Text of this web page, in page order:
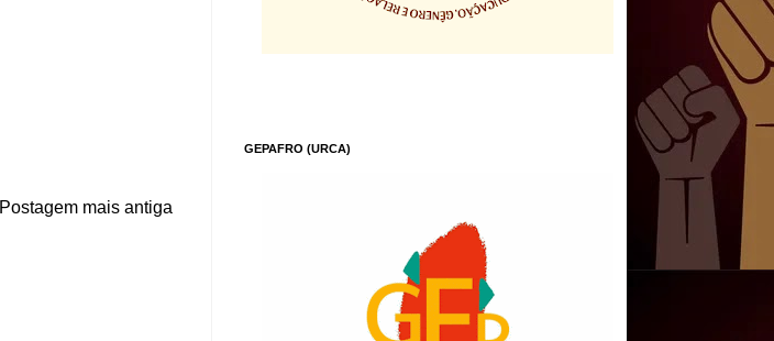
Postagem mais antiga
GEPAFRO (URCA)